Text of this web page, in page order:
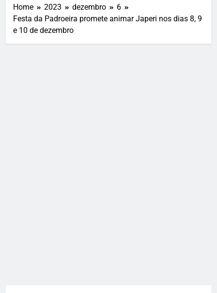
Home 2023 dezembro
6
Festa da Padroeira promete animar Japeri nos dias 8, 9
e 10 de dezembro